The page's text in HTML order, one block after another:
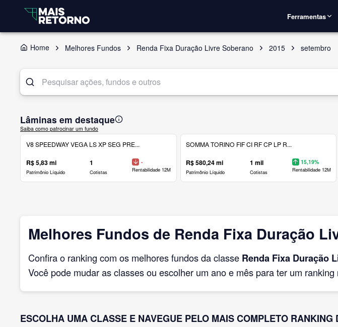
Ferramentas
Home Melhores Fundos Renda Fixa Duração Livre Soberano 2015 setembro
Lâminas em destaque
Saiba como patrocinar um fundo
V8 SPEEDWAY VEGA LS XP SEG PRE...
R$ 5,83 mi
Patrimônio Líquido
1
Cotistas
-
Rentabilidade 12M
SOMMA TORINO FIF CI RF CP LP R...
R$ 580,24 mi
Patrimônio Líquido
1 mil
Cotistas
15,19%
Rentabilidade 12M
Melhores Fundos de Renda Fixa Duração
Confira o ranking com os melhores fundos da classe Renda Fixa Duração
Você pode mudar as classes ou escolher um ano e mês para ter um ranking
ESCOLHA UMA CLASSE E NAVEGUE PELO MAIS COMPLETO RANKING